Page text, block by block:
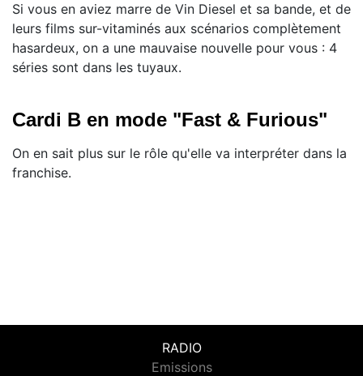
Si vous en aviez marre de Vin Diesel et sa bande, et de
leurs films sur-vitaminés aux scénarios complètement
hasardeux, on a une mauvaise nouvelle pour vous : 4
séries sont dans les tuyaux.
Cardi B en mode "Fast & Furious"
On en sait plus sur le rôle qu'elle va interpréter dans la
franchise.
RADIO
Emissions